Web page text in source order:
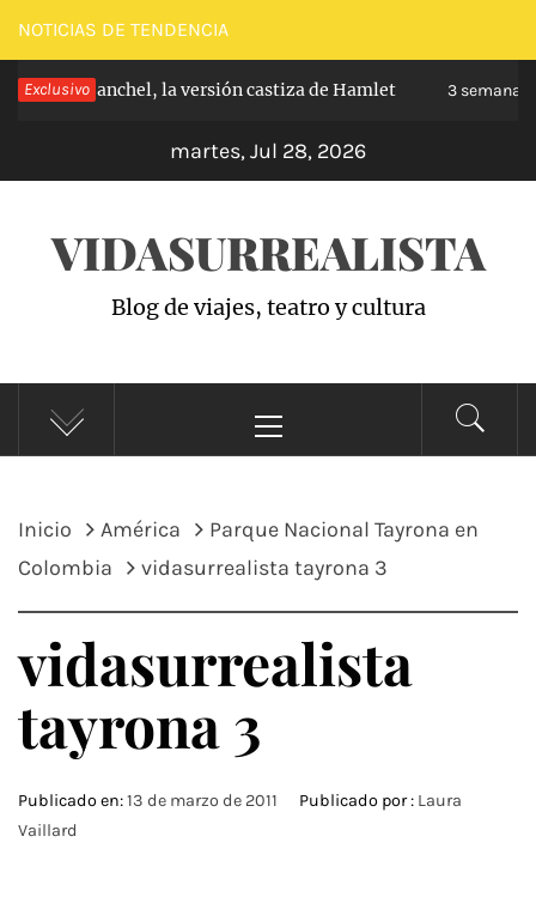
Saltar
al
contenido
NOTICIAS DE TENDENCIA
Exclusivo
de Carabanchel, la versión castiza de Hamlet 3 semanas
martes, Jul 28, 2026
VIDASURREALISTA
Blog de viajes, teatro y cultura
principal
Inicio América
Parque Nacional Tayrona en
Colombia
vidasurrealista tayrona 3
vidasurrealista
tayrona 3
Publicado en:13 de marzo de 2011 Publicado por : Laura
Vaillard